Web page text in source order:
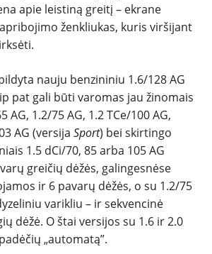
apie leistiną greitį – ekrane
ženkliukas, kuris viršijant
nauju benzininiu 1.6/128 AG
pat gali būti varomas jau žinomais
AG, 1.2/75 AG, 1.2 TCe/100 AG,
AG (versija Sport) bei skirtingo
1.5 dCi/70, 85 arba 105 AG
greičių dėžės, galingesnėse
ir 6 pavarų dėžės, o su 1.2/75
varikliu – ir sekvencinė
dėžė. O štai versijos su 1.6 ir 2.0
„automatą”.